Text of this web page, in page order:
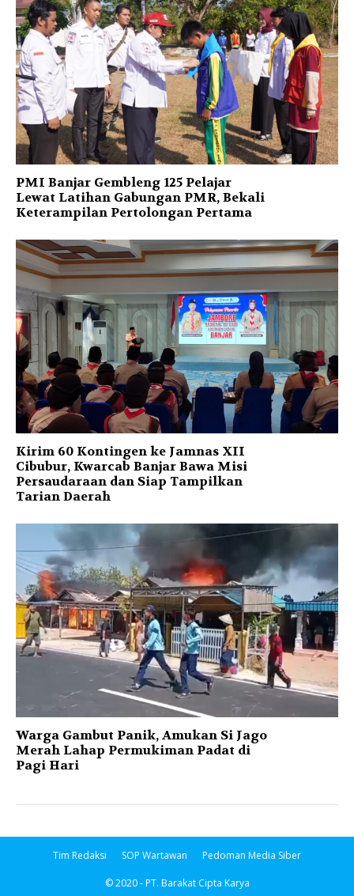
PMI Banjar Gembleng 125 Pelajar
Lewat Latihan Gabungan PMR, Bekali
Keterampilan Pertolongan Pertama
Kirim 60 Kontingen ke Jamnas XII
Cibubur, Kwarcab Banjar Bawa Misi
Persaudaraan dan Siap Tampilkan
Tarian Daerah
Warga Gambut Panik, Amukan Si Jago
Merah Lahap Permukiman Padat di
Pagi Hari
Tim Redaksi SOP Wartawan Pedoman Media Siber
© 2020 - PT. Barakat Cipta Karya